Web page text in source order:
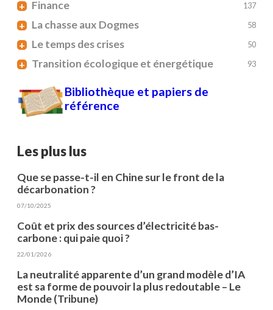
+ Finance 137
+ La chasse aux Dogmes 58
+ Le temps des crises 50
+ Transition écologique et énergétique 93
Bibliothèque et papiers de
référence
Les plus lus
Que se passe-t-il en Chine sur le front de la
décarbonation ?
07/10/2025
Coût et prix des sources d’électricité bas-
carbone : qui paie quoi ?
22/01/2026
La neutralité apparente d’un grand modèle d’IA
est sa forme de pouvoir la plus redoutable – Le
Monde (Tribune)